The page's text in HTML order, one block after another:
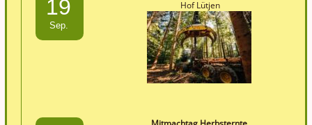
19
Sep.
Hof Lütjen